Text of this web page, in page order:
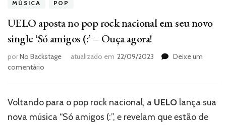
MÚSICA POP
UELO aposta no pop rock nacional em seu novo
single ‘Só amigos (:’ – Ouça agora!
porNo Backstage atualizado em 22/09/2023
Deixe um
comentário
pop
rock
Voltando para o pop rock nacional, a UELO lança sua
nova música “Só amigos (:”, e revelam que estão de